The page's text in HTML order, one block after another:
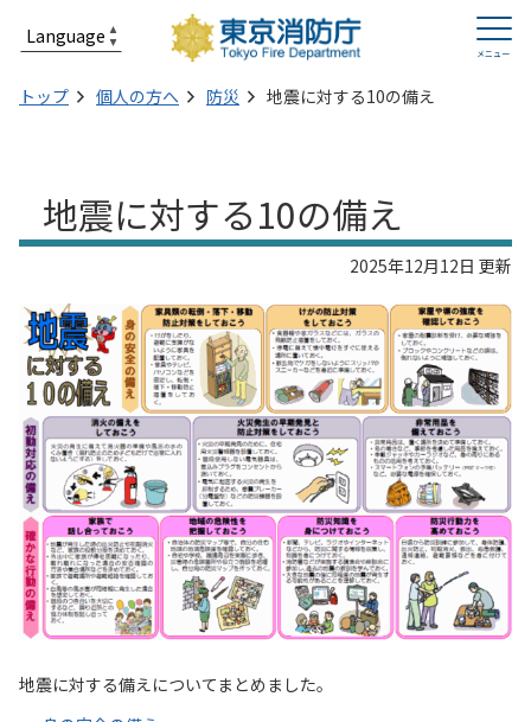
トップ 個人の方へ 防災 地震に対する10の備え
地震に対する10の備え
2025年12月12日 更新
地震に対する備えについてまとめました。